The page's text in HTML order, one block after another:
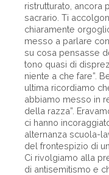
ristrutturato, ancora
sacrario. Ti
chiaramente
messo a parlare
su cosa pensasse
tono quasi di
niente a che fare”.
ultima ricordiamo
abbiamo messo in
della razza”.
ci hanno
alternanza scuola-
del frontespizio di
Ci rivolgiamo alla
di antisemitismo e